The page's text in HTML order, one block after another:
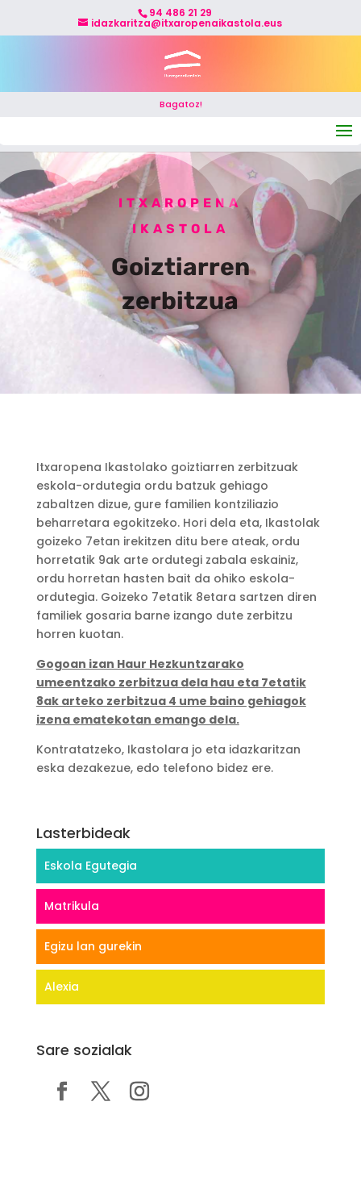
94 486 21 29
idazkaritza@itxaropenaikastola.eus
Bagatoz!
ITXAROPENA
IKASTOLA
Goiztiarren
zerbitzua
Itxaropena Ikastolako goiztiarren zerbitzuak
eskola-ordutegia ordu batzuk gehiago
zabaltzen dizue, gure familien kontziliazio
beharretara egokitzeko. Hori dela eta, Ikastolak
goizeko 7etan irekitzen ditu bere ateak, ordu
horretatik 9ak arte ordutegi zabala eskainiz,
ordu horretan hasten bait da ohiko eskola-
ordutegia. Goizeko 7etatik 8etara sartzen diren
familiek gosaria barne izango dute zerbitzu
horren kuotan.
Gogoan izan Haur Hezkuntzarako
umeentzako zerbitzua dela hau eta 7etatik
8ak arteko zerbitzua 4 ume baino gehiagok
izena ematekotan emango dela.
Kontratatzeko, Ikastolara jo eta idazkaritzan
eska dezakezue, edo telefono bidez ere.
Lasterbideak
Eskola Egutegia
Matrikula
Egizu lan gurekin
Alexia
Sare sozialak